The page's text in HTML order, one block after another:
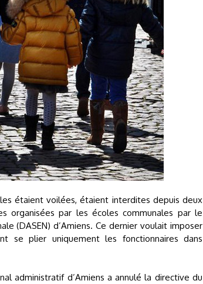
étaient voilées, étaient interdites depuis deux
organisées par les écoles communales par le
(DASEN) d’Amiens. Ce dernier voulait imposer
se plier uniquement les fonctionnaires dans
administratif d’Amiens a annulé la directive du